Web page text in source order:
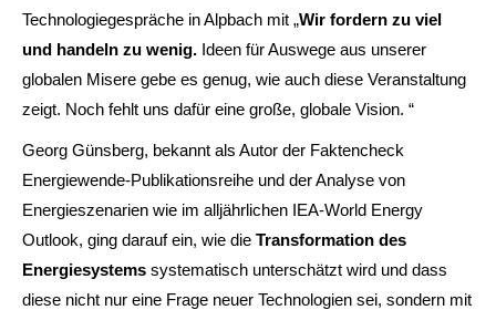
Technologiegespräche in Alpbach mit „Wir fordern zu viel
und handeln zu wenig. Ideen für Auswege aus unserer
globalen Misere gebe es genug, wie auch diese Veranstaltung
zeigt. Noch fehlt uns dafür eine große, globale Vision. “
Georg Günsberg, bekannt als Autor der Faktencheck
Energiewende-Publikationsreihe und der Analyse von
Energieszenarien wie im alljährlichen IEA-World Energy
Outlook, ging darauf ein, wie die Transformation des
Energiesystems systematisch unterschätzt wird und dass
diese nicht nur eine Frage neuer Technologien sei, sondern mit